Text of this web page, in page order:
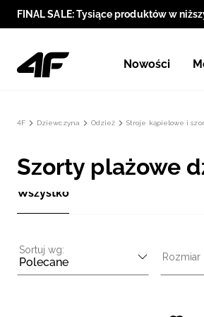
FINAL SALE: Tysiące produktów w
Nowości
4F Dziewczyna Odzież Stroje kąpielowe i
Szorty plażowe
Wszystko
Sortuj wg:
Polecane Rozmiar